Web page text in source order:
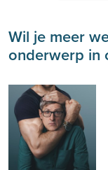
Wil je meer
onderwerp in